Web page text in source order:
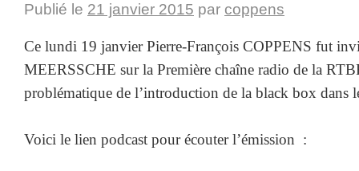
Publié le 21 janvier 2015 par coppens
Ce lundi 19 janvier Pierre-François COPPENS fut
MEERSSCHE sur la Première chaîne radio de la
problématique de l’introduction de la black box dans
Voici le lien podcast pour écouter l’émission :